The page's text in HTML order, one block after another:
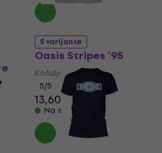
5 varijante
Oasis Stripes '95
Košulja
5/5
13,60 € 13,80 €
Na skladištu